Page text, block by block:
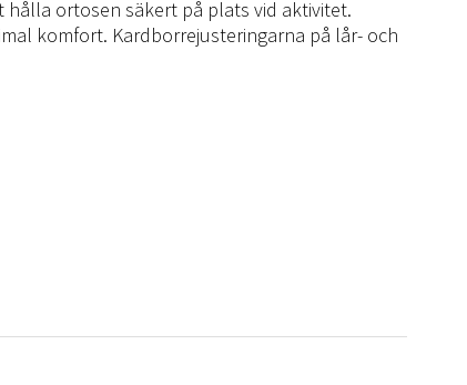
ortosen säkert på plats vid aktivitet.
komfort. Kardborrejusteringarna på lår- och